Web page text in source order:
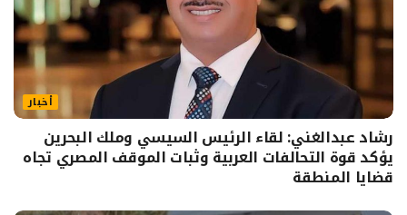
أخبار
رشاد عبدالغني: لقاء الرئيس السيسي وملك البحرين
يؤكد قوة التحالفات العربية وثبات الموقف المصري تجاه
قضايا المنطقة